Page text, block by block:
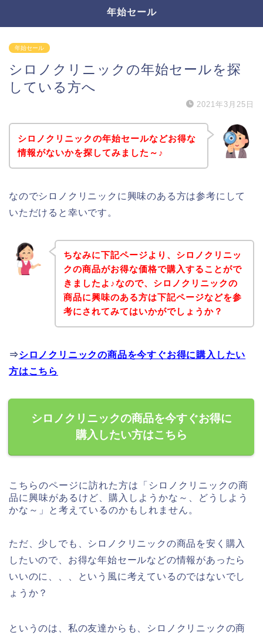
年始セール
年始セール
シロノクリニックの年始セールを探
している方へ
2021年3月25日
シロノクリニックの年始セールなどお得な
情報がないかを探してみました～♪
なのでシロノクリニックに興味のある方は参考にして
いただけると幸いです。
ちなみに下記ページより、シロノクリニッ
クの商品がお得な価格で購入することがで
きましたよ♪なので、シロノクリニックの
商品に興味のある方は下記ページなどを参
考にされてみてはいかがでしょうか？
⇒シロノクリニックの商品を今すぐお得に購入したい
方はこちら
シロノクリニックの商品を今すぐお得に
購入したい方はこちら
こちらのページに訪れた方は「シロノクリニックの商
品に興味があるけど、購入しようかな～、どうしよう
かな～」と考えているのかもしれません。
ただ、少しでも、シロノクリニックの商品を安く購入
したいので、お得な年始セールなどの情報があったら
いいのに、、、という風に考えているのではないでし
ょうか？
というのは、私の友達からも、シロノクリニックの商